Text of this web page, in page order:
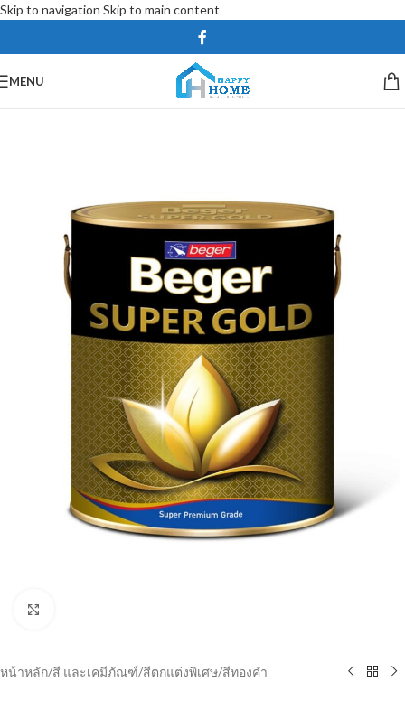
Skip to navigation Skip to main content
MENU
หน้าหลัก/สี และเคมีภัณฑ์/สีตกแต่งพิเศษ/สีทองคำ